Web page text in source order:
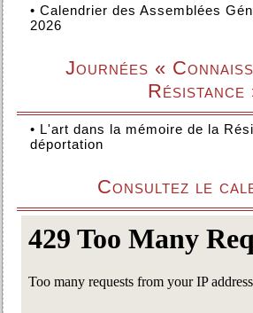
• Calendrier des Assemblées
2026
Journées «
Résistance
• L'art dans la mémoire de la
déportation
Consultez le